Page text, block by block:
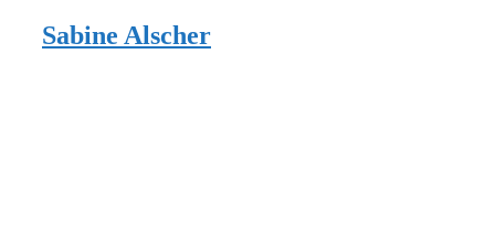
Sabine Alscher